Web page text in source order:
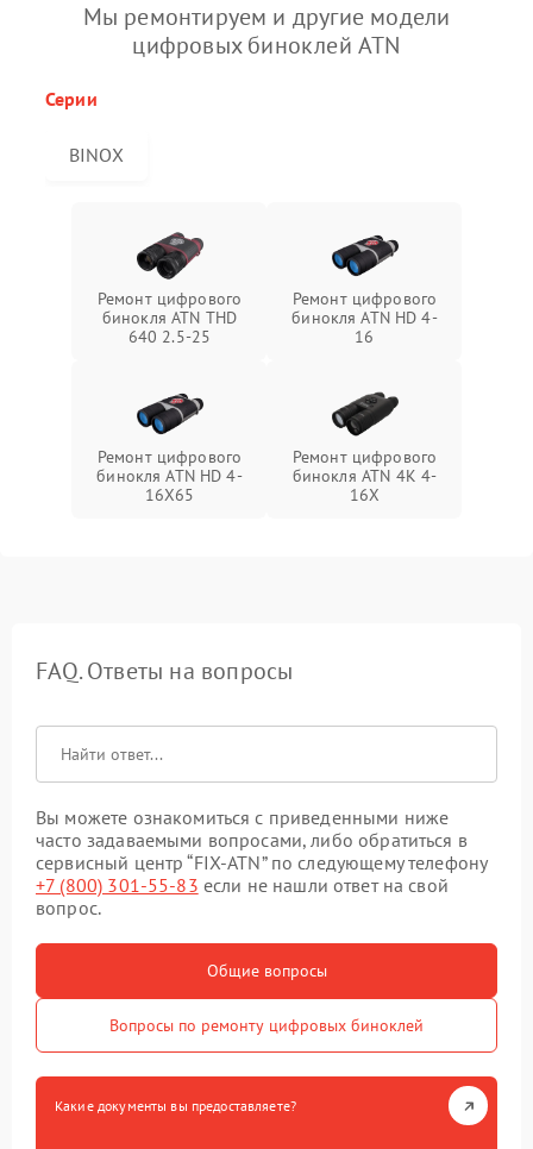
Мы ремонтируем и другие модели
цифровых биноклей ATN
Серии
BINOX
Ремонт цифрового
бинокля ATN THD
640 2.5-25
Ремонт цифрового
бинокля ATN HD 4-
16
Ремонт цифрового
бинокля ATN HD 4-
16X65
Ремонт цифрового
бинокля ATN 4K 4-
16X
FAQ. Ответы на вопросы
Вы можете ознакомиться с приведенными ниже
часто задаваемыми вопросами, либо обратиться в
сервисный центр “FIX-ATN” по следующему телефону
+7 (800) 301-55-83 если не нашли ответ на свой
вопрос.
Общие вопросы
Вопросы по ремонту цифровых биноклей
Какие документы вы предоставляете?